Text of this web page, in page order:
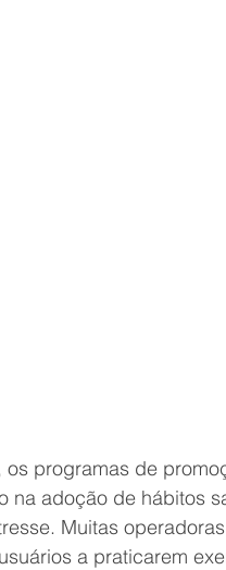
os programas de
na adoção de hábitos
Muitas
a praticarem